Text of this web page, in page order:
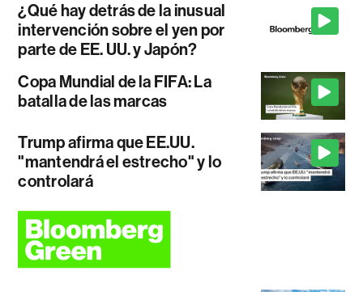
¿Qué hay detrás de la inusual
intervención sobre el yen por
parte de EE. UU. y Japón?
Copa Mundial de la FIFA: La
batalla de las marcas
Trump afirma que EE.UU.
"mantendrá el estrecho" y lo
controlará